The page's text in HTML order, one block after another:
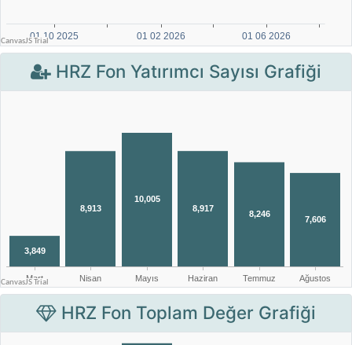
HRZ Fon Yatırımcı Sayısı Grafiği
HRZ Fon Toplam Değer Grafiği